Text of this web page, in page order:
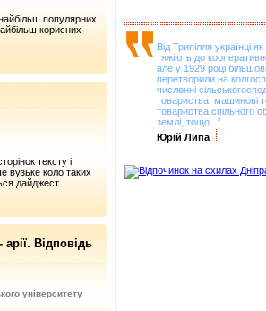
популярних
корисних
тексту і
вузьке коло таких
дайджест
Відповідь
університету
Від Трипілля українці
тяжіють до
але у 1929 році
перетворили на
численні
товариства, машинові
товариства спільного
землі, тощо...”
Юрій Липа